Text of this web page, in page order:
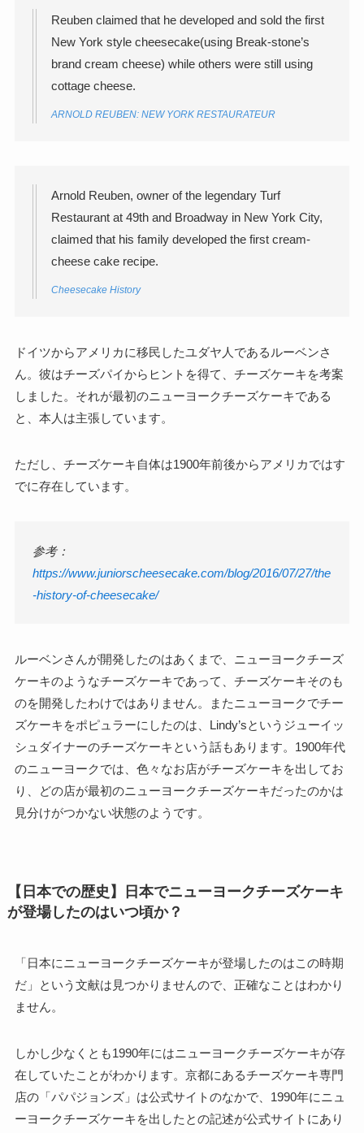
Reuben claimed that he developed and sold the first
New York style cheesecake(using Break-stone’s
brand cream cheese) while others were still using
cottage cheese.
ARNOLD REUBEN: NEW YORK RESTAURATEUR
Arnold Reuben, owner of the legendary Turf
Restaurant at 49th and Broadway in New York City,
claimed that his family developed the first cream-
cheese cake recipe.
Cheesecake History
ドイツからアメリカに移民したユダヤ人であるルーベンさ
ん。彼はチーズパイからヒントを得て、チーズケーキを考案
しました。それが最初のニューヨークチーズケーキである
と、本人は主張しています。
ただし、チーズケーキ自体は1900年前後からアメリカではす
でに存在しています。
参考：
https://www.juniorscheesecake.com/blog/2016/07/27/the
-history-of-cheesecake/
ルーベンさんが開発したのはあくまで、ニューヨークチーズ
ケーキのようなチーズケーキであって、チーズケーキそのも
のを開発したわけではありません。またニューヨークでチー
ズケーキをポピュラーにしたのは、Lindy’sというジューイッ
シュダイナーのチーズケーキという話もあります。1900年代
のニューヨークでは、色々なお店がチーズケーキを出してお
り、どの店が最初のニューヨークチーズケーキだったのかは
見分けがつかない状態のようです。
【日本での歴史】日本でニューヨークチーズケーキ
が登場したのはいつ頃か？
「日本にニューヨークチーズケーキが登場したのはこの時期
だ」という文献は見つかりませんので、正確なことはわかり
ません。
しかし少なくとも1990年にはニューヨークチーズケーキが存
在していたことがわかります。京都にあるチーズケーキ専門
店の「パパジョンズ」は公式サイトのなかで、1990年にニュ
ーヨークチーズケーキを出したとの記述が公式サイトにあり